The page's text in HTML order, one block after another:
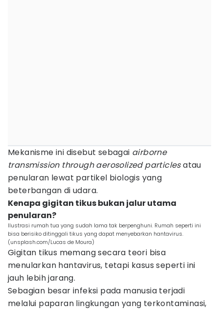
Mekanisme ini disebut sebagai airborne
transmission through aerosolized particlesatau
penularan lewat partikel biologis yang
beterbangan di udara.
Kenapa gigitan tikus bukan jalur utama
penularan?
Ilustrasi rumah tua yang sudah lama tak berpenghuni. Rumah seperti ini
bisa berisiko ditinggali tikus yang dapat menyebarkan hantavirus.
(unsplash.com/Lucas de Moura)
Gigitan tikus memang secara teori bisa
menularkan hantavirus, tetapi kasus seperti ini
jauh lebih jarang.
Sebagian besar infeksi pada manusia terjadi
melalui paparan lingkungan yang terkontaminasi,